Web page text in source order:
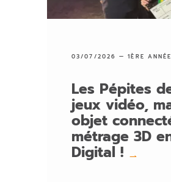
03/07/2026 —1ÈRE
Les Pépites
jeux vidéo,
objet
métrage 3D
Digital ! →